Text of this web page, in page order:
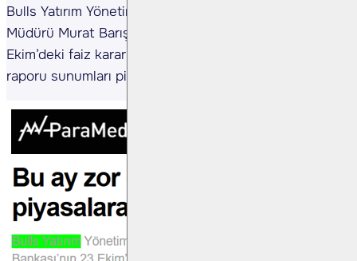
Bulls Yatırım Yönetim Ku­rulu Başkan Vekili ve Ge­nel
Müdürü Murat Ba­rışık, Merkez Bankası’nın 23
Ekim’deki faiz kararı ve ardın­dan gelecek enflasyon
raporu sunumları piyasalara yön ve­receğini açıkladı.